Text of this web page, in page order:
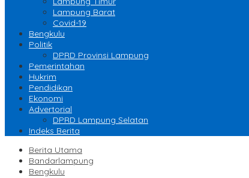
Lampung Barat
Covid-19
Bengkulu
Politik
DPRD Provinsi Lampung
Pemerintahan
Hukrim
Pendidikan
Ekonomi
Advertorial
DPRD Lampung Selatan
Indeks Berita
Berita Utama
Bandarlampung
Bengkulu